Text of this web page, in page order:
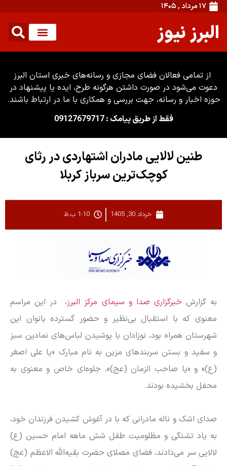
۱۷ مرداد , ۱۴۰۵
البرز نیوز
از تمامی فعالان فضای مجازی و رسانه‌های خبری استان البرز
دعوت می‌شود در صورت داشتن هرگونه طرح، ایده یا پیشنهاد در
حوزه اخبار و رسانه، جهت بررسی و همکاری با ما در ارتباط باشند.
فقط از طریق پیامک : 09127679717
طنین لالایی مادران اشتهاردی در رثای
کوچک‌ترین سرباز کربلا
خرداد 30, 1405 1:10 ب.ظ
به گزارش خبرگزاری صدا و سیمای مرکز البرز،
در این مراسم
معنوی که با استقبال بی‌نظیر و حضور گسترده بانوان این
شهرستان همراه بود، نوزادان با پوشیدن لباس‌های نمادین سبز
و سفید و بستن سربند‌های مزین به نام مبارک «یا علی اصغر
(ع)» و «یا صاحب الزمان (عج)»، جلوه‌ای خاص و معنوی به
محفل بخشیده بودند.
صدای اشک و ناله مادرانی که با در آغوش کشیدن فرزندان خود،
به یاد تشنگی و مظلومیت طفل شش ماهه امام حسین (ع)
لالایی سر می‌دادند، فضای مصلای حضرت بقیه‌الله الاعظم (عج)